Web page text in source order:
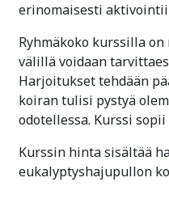
erinomaisesti
Ryhmäkoko kurssilla
välillä voidaan
Harjoitukset tehdään
koiran tulisi pystyä
odotellessa. Kurssi
Kurssin hinta sisältää
eukalyptyshajupullon